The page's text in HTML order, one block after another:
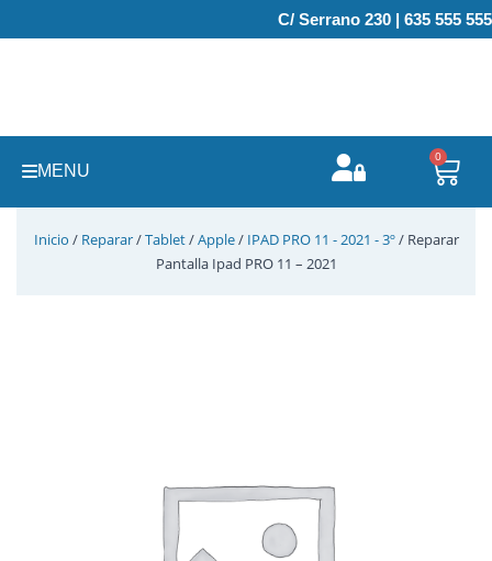
al
C/ Serrano 230 | 635 555 555
MENU
0
Inicio / Reparar/Tablet/Apple/ IPAD PRO 11 - 2021 - 3º/ Reparar
Pantalla Ipad PRO 11 – 2021